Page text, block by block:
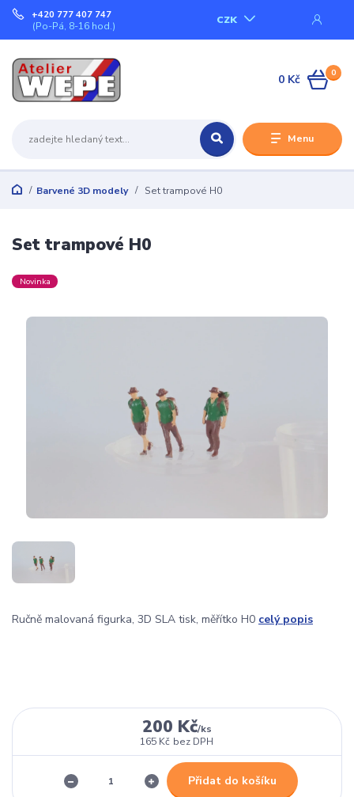
Menu
CZK
+420 777 407 747
(Po-Pá, 8-16 hod.)
0
0 Kč
Barvené 3D modely Set trampové H0
Set trampové H0
Novinka
Ručně malovaná figurka, 3D SLA tisk, měřítko H0 celý popis
200 Kč/ks
165 Kč bez DPH
Přidat do košíku